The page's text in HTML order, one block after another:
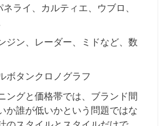
ライ、カルティエ、ウブロ、
ジン、レーダー、ミドなど、数
ボタンクロノグラフ
ングと価格帯では、ブランド間
か誰が低いかという問題ではな